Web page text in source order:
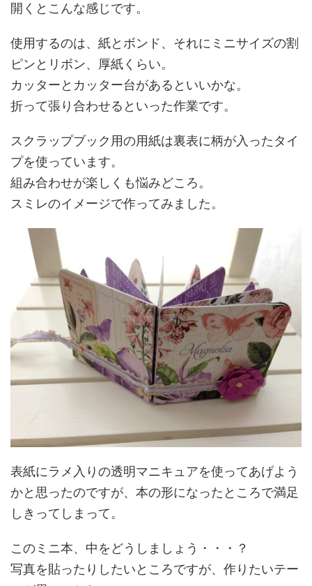
開くとこんな感じです。
使用するのは、紙とボンド、それにミニサイズの割
ピンとリボン、厚紙くらい。
カッターとカッター台があるといいかな。
折って張り合わせるといった作業です。
スクラップブック用の用紙は裏表に柄が入ったタイ
プを使っています。
組み合わせが楽しくも悩みどころ。
スミレのイメージで作ってみました。
表紙にラメ入りの透明マニキュアを使ってあげよう
かと思ったのですが、本の形になったところで満足
しきってしまって。
このミニ本、中をどうしましょう・・・？
写真を貼ったりしたいところですが、作りたいテー